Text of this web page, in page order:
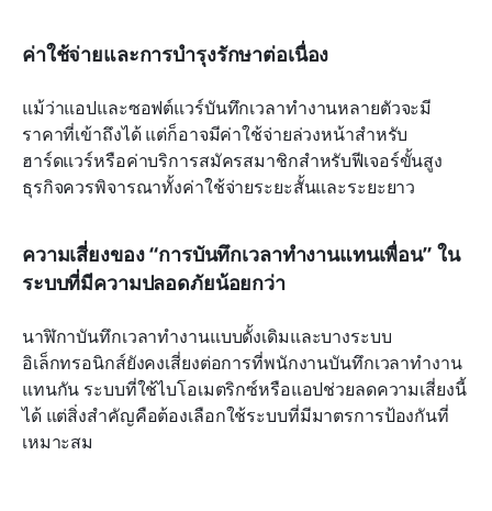
ค่าใช้จ่ายและการบำรุงรักษาต่อเนื่อง
แม้ว่าแอปและซอฟต์แวร์บันทึกเวลาทำงานหลายตัวจะมี
ราคาที่เข้าถึงได้ แต่ก็อาจมีค่าใช้จ่ายล่วงหน้าสำหรับ
ฮาร์ดแวร์หรือค่าบริการสมัครสมาชิกสำหรับฟีเจอร์ขั้นสูง
ธุรกิจควรพิจารณาทั้งค่าใช้จ่ายระยะสั้นและระยะยาว
ความเสี่ยงของ “การบันทึกเวลาทำงานแทนเพื่อน” ใน
ระบบที่มีความปลอดภัยน้อยกว่า
นาฬิกาบันทึกเวลาทำงานแบบดั้งเดิมและบางระบบ
อิเล็กทรอนิกส์ยังคงเสี่ยงต่อการที่พนักงานบันทึกเวลาทำงาน
แทนกัน ระบบที่ใช้ไบโอเมตริกซ์หรือแอปช่วยลดความเสี่ยงนี้
ได้ แต่สิ่งสำคัญคือต้องเลือกใช้ระบบที่มีมาตรการป้องกันที่
เหมาะสม